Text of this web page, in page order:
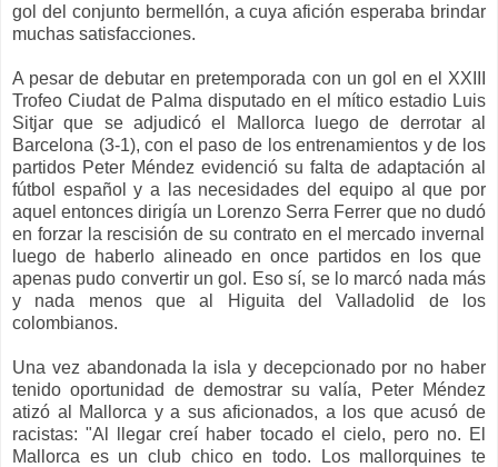
gol del conjunto bermellón, a cuya afición esperaba brindar
muchas satisfacciones.
A pesar de debutar en pretemporada con un gol en el XXIII
Trofeo Ciudat de Palma disputado en el mítico estadio Luis
Sitjar que se adjudicó el Mallorca luego de derrotar al
Barcelona (3-1), con el paso de los entrenamientos y de los
partidos Peter Méndez evidenció su falta de adaptación al
fútbol español y a las necesidades del equipo al que por
aquel entonces dirigía un Lorenzo Serra Ferrer que no dudó
en forzar la rescisión de su contratoen el mercado invernal
luego de haber lo alineado en once partidos en los que
apenas pudo convertir un gol . Eso sí, se lo marcó nada más
y nada menos que a l Higuita del Valladolid de los
colombianos.
Una vez abandonada la isla ydecepcionado por no haber
tenido oportunidad de demostrar su valía, Peter Méndez
atizó al Mallorca y a sus aficionados, a los que acusó de
racistas: "Al llegar creí haber tocado el cielo, pero no. El
Mallorca es un club chico en todo. Los mallorquines te